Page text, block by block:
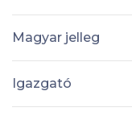
Magyar jelleg
Igazgató